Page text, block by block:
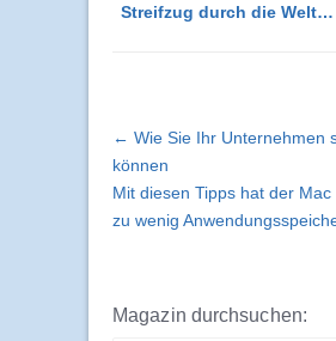
Streifzug durch die Welt…
← Wie Sie Ihr Unternehmen
können
Mit diesen Tipps hat der
zu wenig
Magazin durchsuchen: